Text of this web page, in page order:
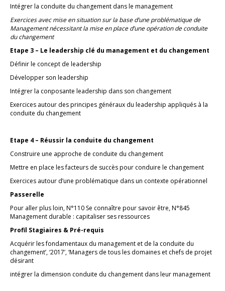
Intégrer la conduite du changement dans le management
Exercices avec mise en situation sur la base d’une problématique de
Management nécessitant la mise en place d’une opération de conduite
du changement
Etape 3 – Le leadership clé du management et du changement
Définir le concept de leadership
Développer son leadership
Intégrer la conposante leadership dans son changement
Exercices autour des principes généraux du leadership appliqués à la
conduite du changement
Etape 4 – Réussir la conduite du changement
Construire une approche de conduite du changement
Mettre en place les facteurs de succès pour conduire le changement
Exercices autour d’une problématique dans un contexte opérationnel
Passerelle
Pour aller plus loin, N°110 Se connaître pour savoir être, N°845
Management durable : capitaliser ses ressources
Profil Stagiaires & Pré-requis
Acquérir les fondamentaux du management et de la conduite du
changement’, ‘2017’, ‘Managers de tous les domaines et chefs de projet
désirant
intégrer la dimension conduite du changement dans leur management